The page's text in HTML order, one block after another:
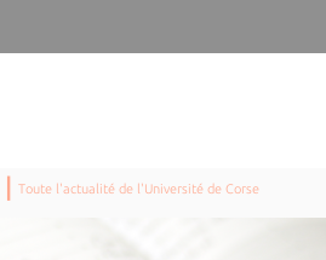
|Toute l'actualité de l'Université de Corse